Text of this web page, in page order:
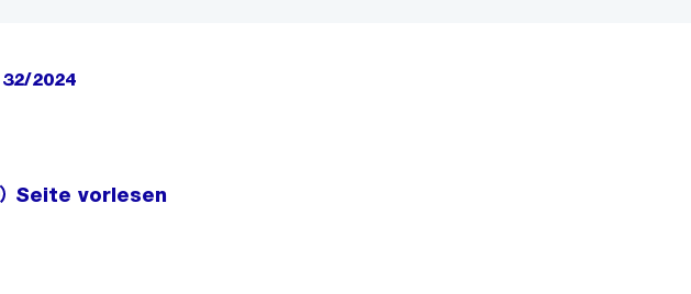
2024
Seite vorlesen